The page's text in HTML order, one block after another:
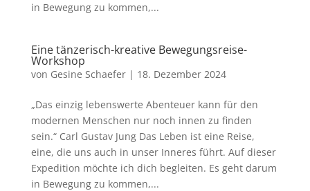
in Bewegung zu kommen,...
Eine tänzerisch-kreative Bewegungsreise-
Workshop
von Gesine Schaefer| 18. Dezember 2024
„Das einzig lebenswerte Abenteuer kann für den
modernen Menschen nur noch innen zu finden
sein.“ Carl Gustav Jung Das Leben ist eine Reise,
eine, die uns auch in unser Inneres führt. Auf dieser
Expedition möchte ich dich begleiten. Es geht darum
in Bewegung zu kommen,...